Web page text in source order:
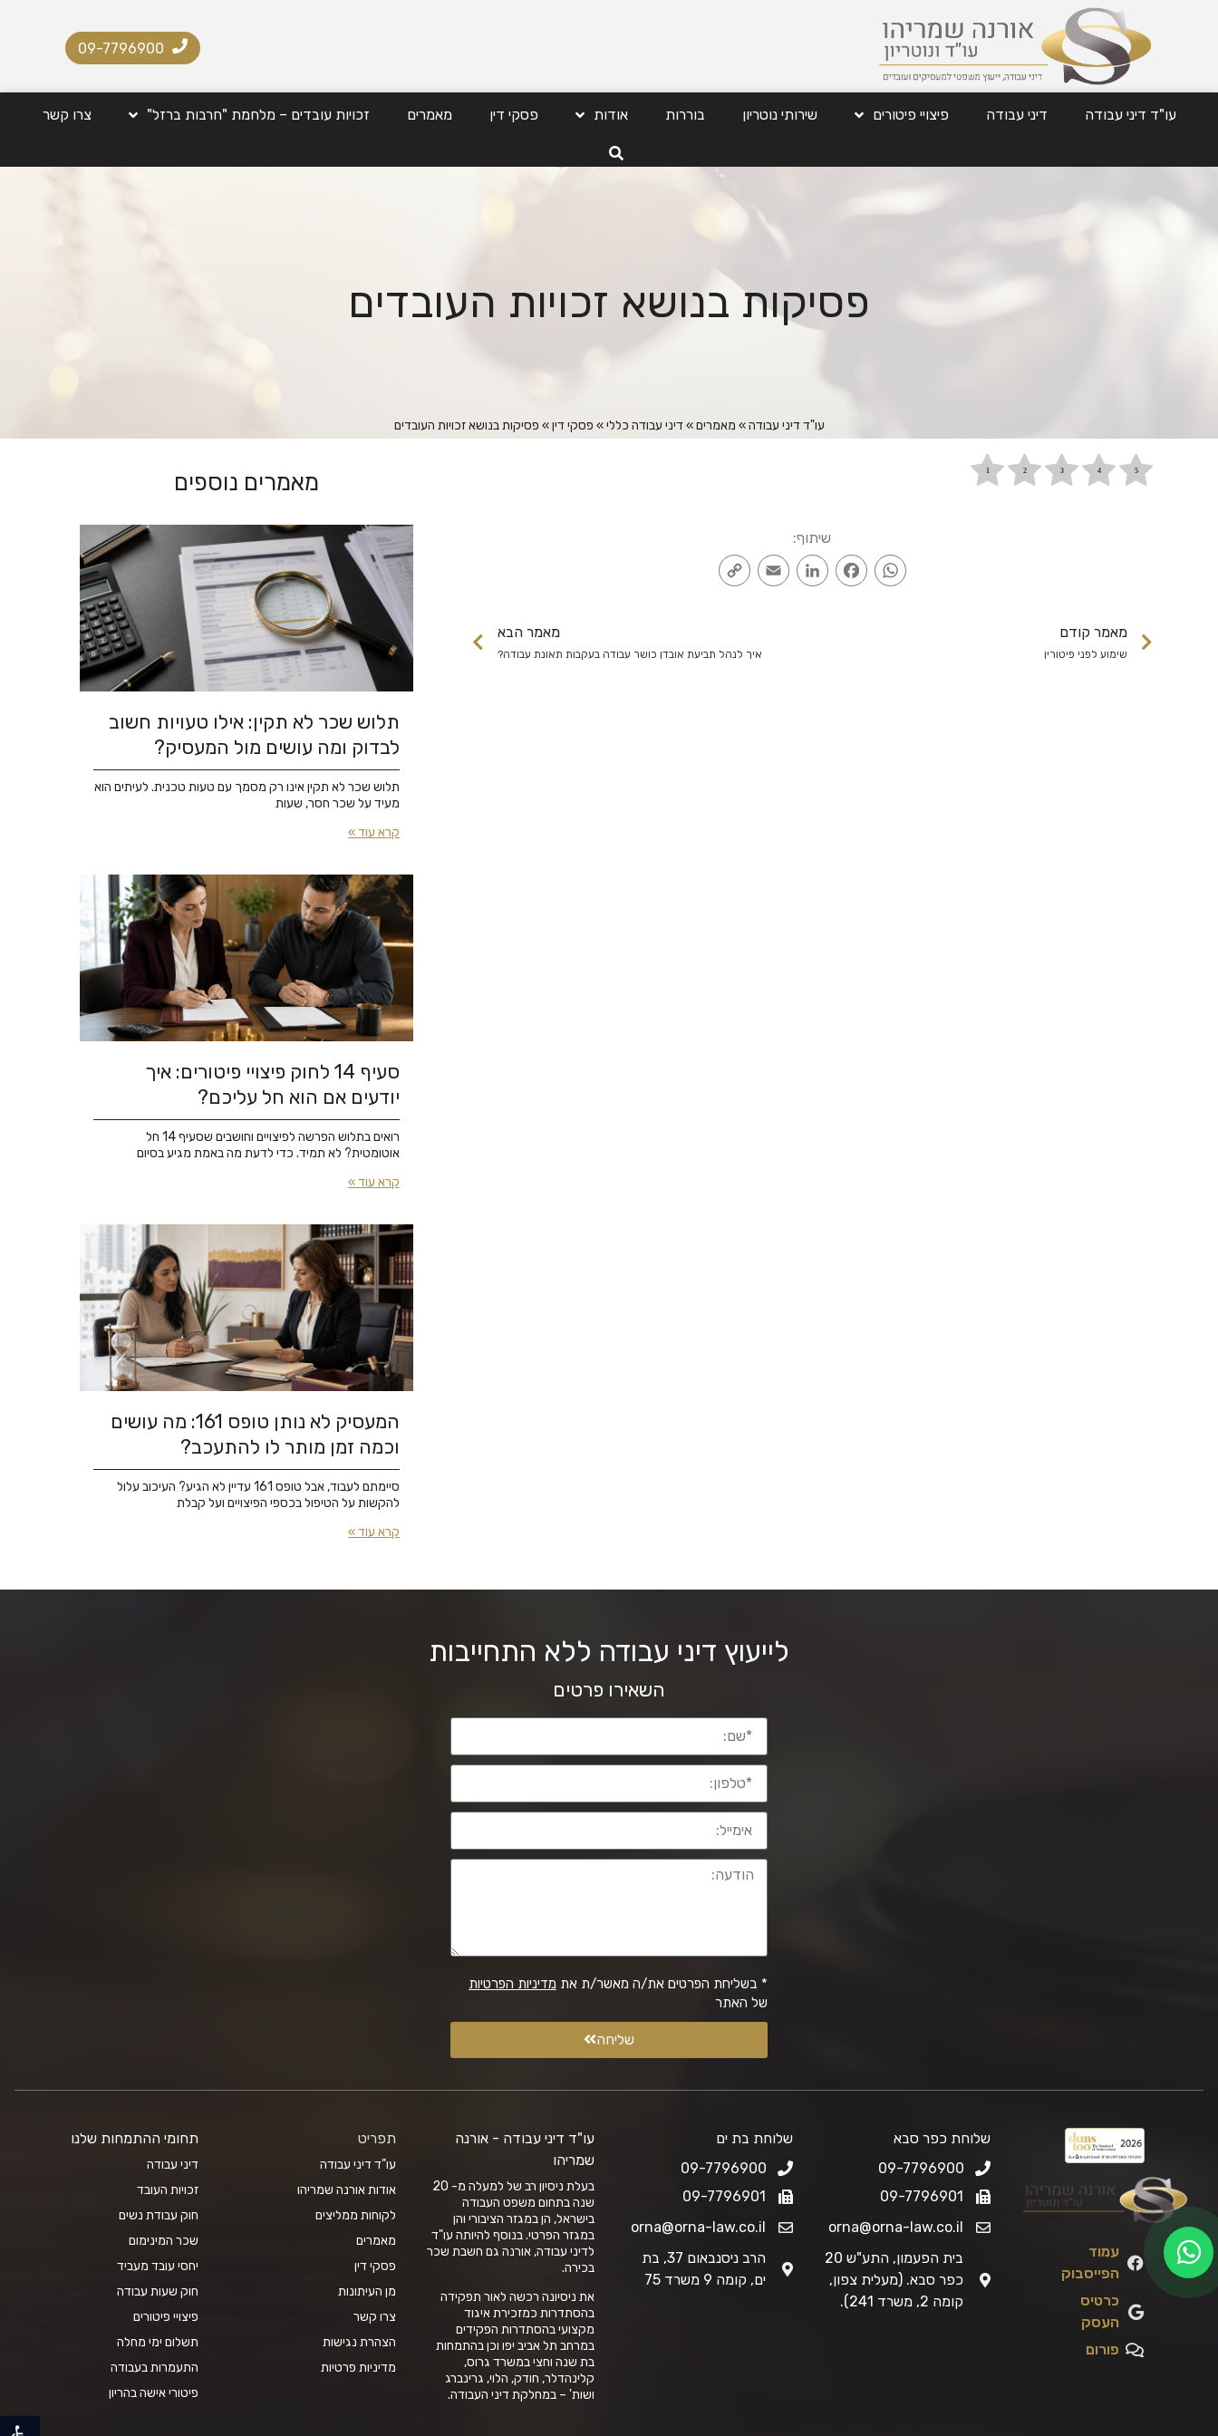
פתח
09-7796900
עו"ד דיני עבודה דיני עבודה פיצויי פיטורים שירותי נוטריון בוררות אודות פסקי דין מאמרים זכויות עובדים – מלחמת "חרבות ברזל" צרו קשר
פסיקות בנושא זכויות העובדים
עו"ד דיני עבודה» מאמרים»דיני עבודה כללי» פסקי דין» פסיקות בנושא זכויות העובדים
שיתוף:
WhatsApp
Facebook
LinkedIn
Email
מאמר קודם
שימוע לפני פיטורין
מאמר הבא
איך לנהל תביעת אובדן כושר עבודה בעקבות תאונת עבודה?
מאמרים נוספים
תלוש שכר לא תקין: אילו טעויות חשוב
לבדוק ומה עושים מול המעסיק?
תלוש שכר לא תקין אינו רק מסמך עם טעות טכנית. לעיתים הוא
מעיד על שכר חסר, שעות
קרא עוד »
סעיף 14 לחוק פיצויי פיטורים: איך
יודעים אם הוא חל עליכם?
רואים בתלוש הפרשה לפיצויים וחושבים שסעיף 14 חל
אוטומטית? לא תמיד. כדי לדעת מה באמת מגיע בסיום
קרא עוד »
המעסיק לא נותן טופס 161: מה עושים
וכמה זמן מותר לו להתעכב?
סיימתם לעבוד, אבל טופס 161 עדיין לא הגיע? העיכוב עלול
להקשות על הטיפול בכספי הפיצויים ועל קבלת
קרא עוד »
לייעוץ דיני עבודה ללא התחייבות
השאירו פרטים
* בשליחת הפרטים את/ה מאשר/ת את מדיניות הפרטיות
של האתר
שליחה
עמוד
הפייסבוק
כרטיס
העסק
פורום
שלוחת כפר סבא
09-7796900
09-7796901
orna@orna-law.co.il
בית הפעמון, התע"ש 20
כפר סבא. (מעלית צפון,
קומה 2, משרד 241).
שלוחת בת ים
09-7796900
09-7796901
orna@orna-law.co.il
הרב ניסנבאום 37, בת
ים, קומה 9 משרד 75
עו"ד דיני עבודה - אורנה
שמריהו
בעלת ניסיון רב של למעלה מ- 20
שנה בתחום משפט העבודה
בישראל, הן במגזר הציבורי והן
במגזר הפרטי. בנוסף להיותה עו"ד
לדיני עבודה, אורנה גם חשבת שכר
בכירה.
את ניסיונה רכשה לאור תפקידה
בהסתדרות כמזכירת איגוד
מקצועי בהסתדרות הפקידים
במרחב תל אביב יפו וכן בהתמחות
בת שנה וחצי במשרד גרוס,
קלינהדלר, חודק, הלוי, גרינברג
ושות' – במחלקת דיני העבודה.
תפריט
עו"ד דיני עבודה
אודות אורנה שמריהו
לקוחות ממליצים
מאמרים
פסקי דין
מן העיתונות
צרו קשר
הצהרת נגישות
מדיניות פרטיות
תחומי ההתמחות שלנו
דיני עבודה
זכויות העובד
חוק עבודת נשים
שכר המינימום
יחסי עובד מעביד
חוק שעות עבודה
פיצויי פיטורים
תשלום ימי מחלה
התעמרות בעבודה
פיטורי אישה בהריון